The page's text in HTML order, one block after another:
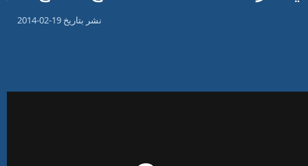
ر
ئ
نشر بتاريخ 19-02-2014